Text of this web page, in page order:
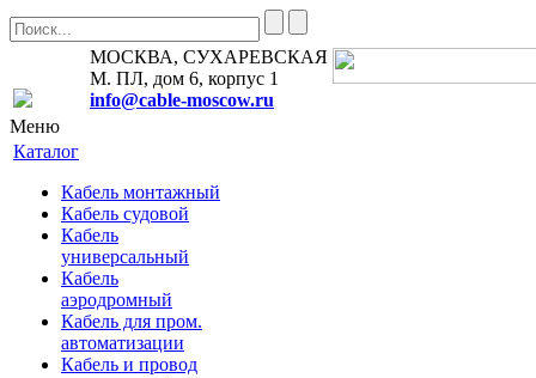
МОСКВА, СУХАРЕВСКАЯ
М. ПЛ, дом 6, корпус 1
info@cable-moscow.ru
Меню
Каталог
Кабель монтажный
Кабель судовой
Кабель
универсальный
Кабель
аэродромный
Кабель для пром.
автоматизации
Кабель и провод